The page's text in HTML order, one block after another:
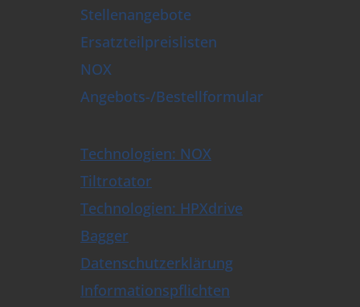
Stellenangebote
Ersatzteilpreislisten
NOX
Angebots-/Bestellformular
Technologien: NOX
Tiltrotator
Technologien: HPXdrive
Bagger
Datenschutzerklärung
Informationspflichten